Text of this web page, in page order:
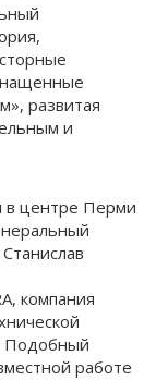
развитая
и
в центре Перми
компания
Подобный
работе